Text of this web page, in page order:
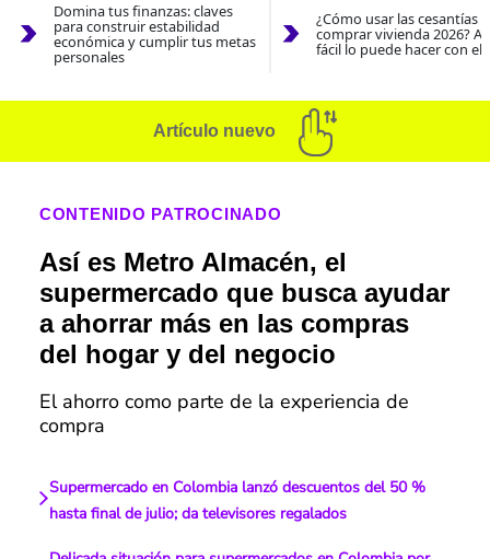
Domina tus finanzas: claves
para construir estabilidad
económica y cumplir tus metas
personales
¿Cómo usar las cesantías
comprar vivienda 2026?
fácil lo puede hacer con el
Artículo nuevo
CONTENIDO PATROCINADO
Así es Metro Almacén, el
supermercado que busca ayudar
a ahorrar más en las compras
del hogar y del negocio
El ahorro como parte de la experiencia de
compra
Supermercado en Colombia lanzó descuentos del 50 %
hasta final de julio; da televisores regalados